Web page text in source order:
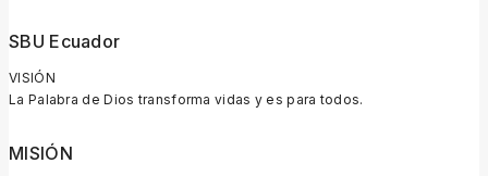
SBU Ecuador
VISIÓN
La Palabra de Dios transforma vidas y es para todos.
MISIÓN